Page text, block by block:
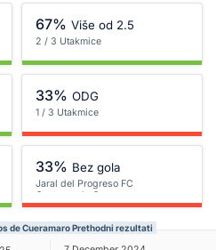
67% Više od 2.5
2 / 3 Utakmice
33% ODG
1 / 3 Utakmice
33% Bez gola
Jaral del Progreso FC
Ocoteros de Cueramaro
de Cueramaro Prethodni rezultati